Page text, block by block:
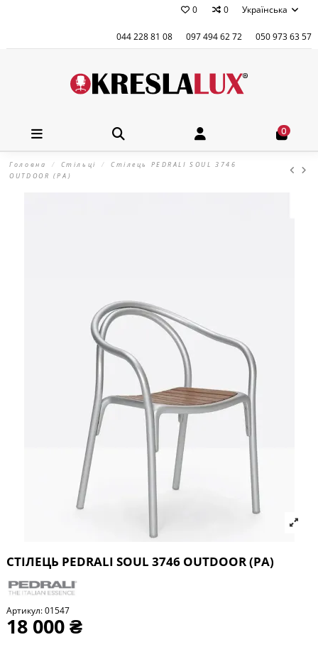
0 0 Українська
044 228 81 08 097 494 62 72 050 973 63 57
0
Головна Стільці
Стілець PEDRALI SOUL 3746
OUTDOOR (PA)
СТІЛЕЦЬ PEDRALI SOUL 3746 OUTDOOR (PA)
Артикул:01547
18 000 ₴